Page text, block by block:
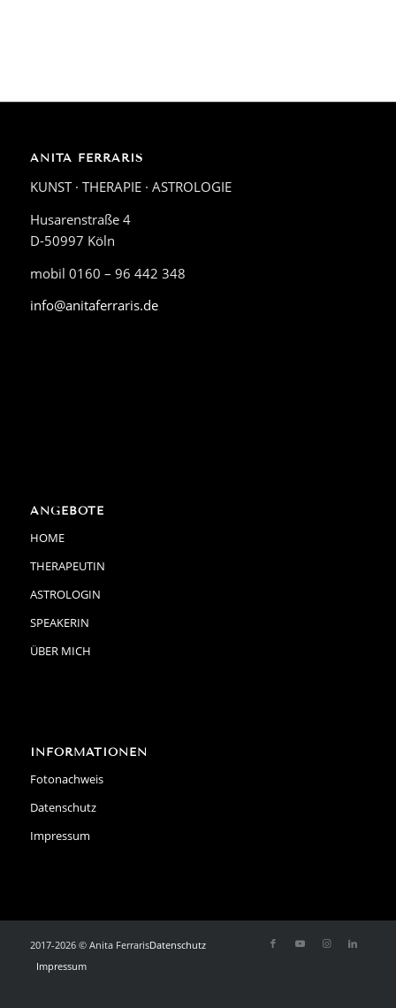
ANITA FERRARIS
KUNST · THERAPIE · ASTROLOGIE
Husarenstraße 4
D-50997 Köln
mobil 0160 – 96 442 348
info@anitaferraris.de
ANGEBOTE
HOME
THERAPEUTIN
ASTROLOGIN
SPEAKERIN
ÜBER MICH
INFORMATIONEN
Fotonachweis
Datenschutz
Impressum
2017-2026 © Anita FerrarisDatenschutz
Impressum